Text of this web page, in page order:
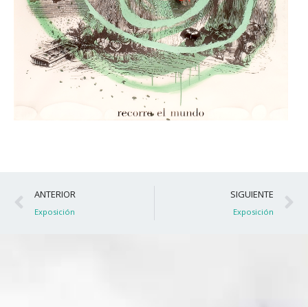
Ant
ANTERIOR
Exposición
SIGUIENTE
Exposición